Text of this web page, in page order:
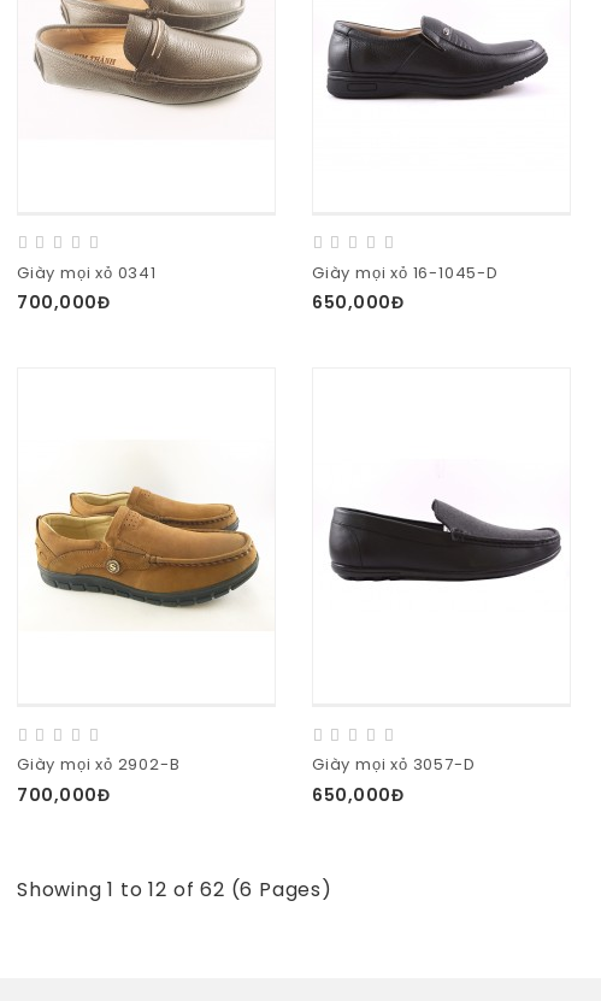
Giày mọi xỏ 0341
700,000Đ
Giày mọi xỏ 16-1045-D
650,000Đ
Giày mọi xỏ 2902-B
700,000Đ
Giày mọi xỏ 3057-D
650,000Đ
Showing 1 to 12 of 62 (6 Pages)